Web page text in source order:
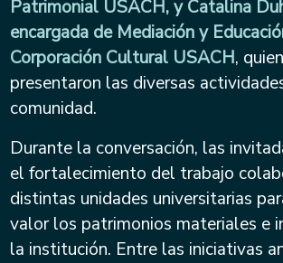
Patrimonial USACH, y Catalina
encargada de Mediación y
Corporación Cultural USACH,
presentaron las diversas
comunidad.
Durante la conversación, las
el fortalecimiento del trabajo
distintas unidades universitarias
valor los patrimonios materiales e
la institución. Entre las iniciativas